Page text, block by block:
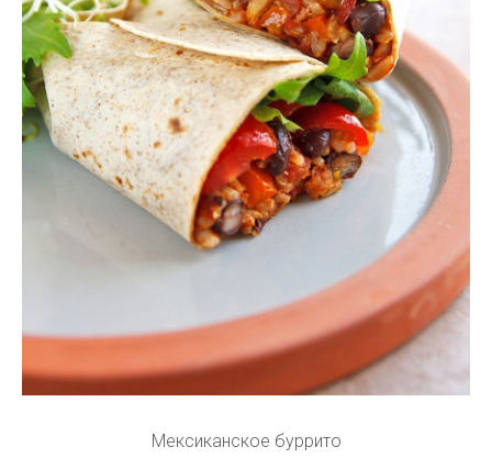
Мексиканское буррито